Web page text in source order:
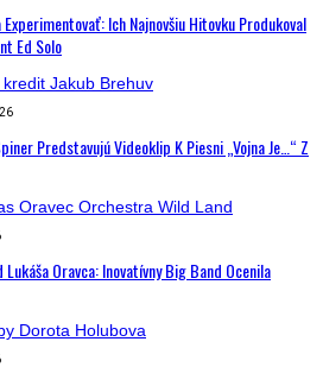
Experimentovať: Ich Najnovšiu Hitovku Produkoval
Ed Solo
Predstavujú Videoklip K Piesni „Vojna Je…“ Z
Lukáša Oravca: Inovatívny Big Band Ocenila